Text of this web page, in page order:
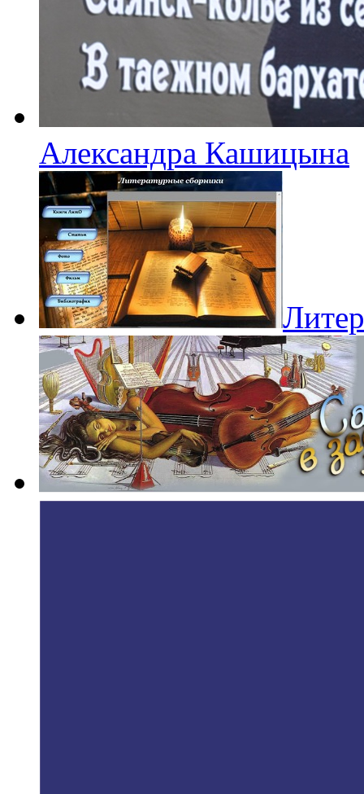
Александра Кашицына